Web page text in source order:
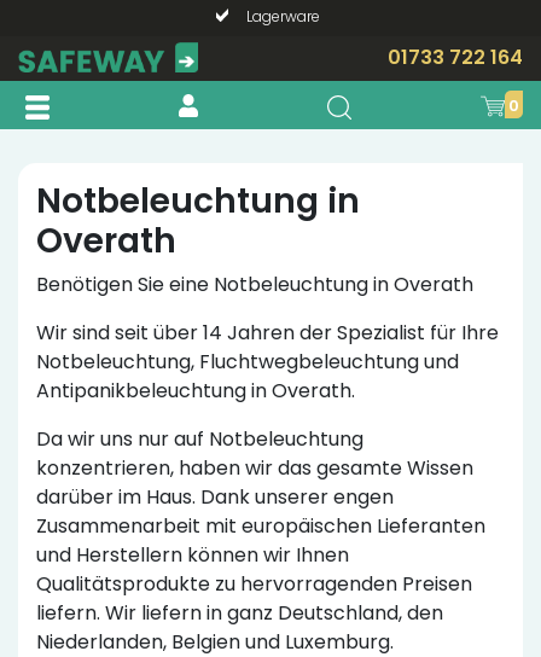
Lagerware
Telefonische Beratung? 01733 722 164
0
Notbeleuchtung in
Overath
Benötigen Sie eine Notbeleuchtung in Overath
Wir sind seit über 14 Jahren der Spezialist für Ihre
Notbeleuchtung, Fluchtwegbeleuchtung und
Antipanikbeleuchtung in Overath.
Da wir uns nur auf Notbeleuchtung
konzentrieren, haben wir das gesamte Wissen
darüber im Haus. Dank unserer engen
Zusammenarbeit mit europäischen Lieferanten
und Herstellern können wir Ihnen
Qualitätsprodukte zu hervorragenden Preisen
liefern. Wir liefern in ganz Deutschland, den
Niederlanden, Belgien und Luxemburg.